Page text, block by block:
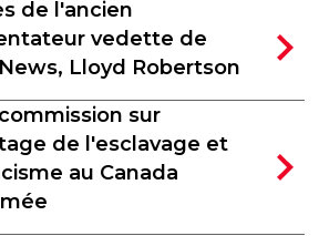
de l'ancien
vedette de
Lloyd Robertson
sur
de l'esclavage et
au Canada